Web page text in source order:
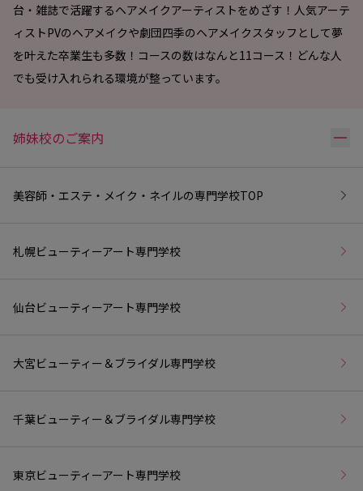
台・雑誌で活躍するヘアメイクアーティストをめざす！人気アーテ
ィストPVのヘアメイクや劇団四季のヘアメイクスタッフとして夢
を叶えた卒業生も多数！コースの数はなんと11コース！どんな人
でも受け入れられる環境が整っています。
姉妹校のご案内 リ
美容師・エステ・メイク・ネイルの専門学校TOP
札幌ビューティーアート専門学校
仙台ビューティーアート専門学校
大宮ビューティー＆ブライダル専門学校
千葉ビューティー＆ブライダル専門学校
東京ビューティーアート専門学校